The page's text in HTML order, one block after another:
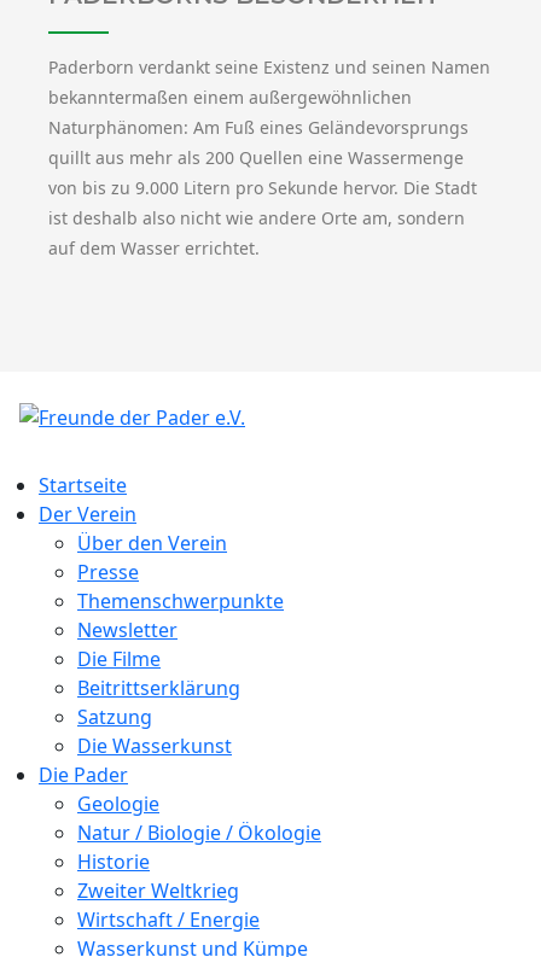
Paderborn verdankt seine Existenz und seinen Namen
bekanntermaßen einem außergewöhnlichen
Naturphänomen: Am Fuß eines Geländevorsprungs
quillt aus mehr als 200 Quellen eine Wassermenge
von bis zu 9.000 Litern pro Sekunde hervor. Die Stadt
ist deshalb also nicht wie andere Orte am, sondern
auf dem Wasser errichtet.
Startseite
Der Verein
Über den Verein
Presse
Themenschwerpunkte
Newsletter
Die Filme
Beitrittserklärung
Satzung
Die Wasserkunst
Die Pader
Geologie
Natur / Biologie / Ökologie
Historie
Zweiter Weltkrieg
Wirtschaft / Energie
Wasserkunst und Kümpe